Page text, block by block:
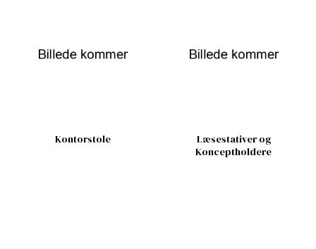
Kontorstole
Læsestativer og
Konceptholdere